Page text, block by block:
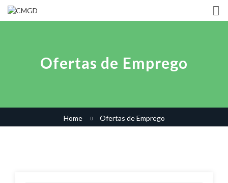
Ofertas de Emprego
Home Ofertas de Emprego